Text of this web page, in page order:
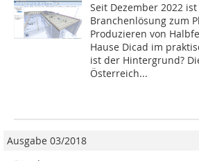
Seit Dezember 2022
Branchenlösung zum
Produzieren von
Hause Dicad im
ist der Hintergrund?
Österreich...
Ausgabe 03/2018